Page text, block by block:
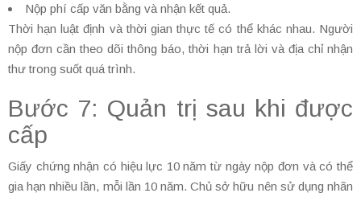
Nộp phí cấp văn bằng và nhận kết quả.
Thời hạn luật định và thời gian thực tế có thể khác nhau. Người
nộp đơn cần theo dõi thông báo, thời hạn trả lời và địa chỉ nhận
thư trong suốt quá trình.
Bước 7: Quản trị sau khi được
cấp
Giấy chứng nhận có hiệu lực 10 năm từ ngày nộp đơn và có thể
gia hạn nhiều lần, mỗi lần 10 năm. Chủ sở hữu nên sử dụng nhãn